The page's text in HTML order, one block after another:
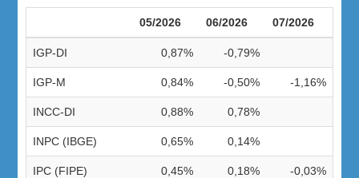
05/2026 06/2026 07/2026
IGP-DI 0,87% -0,79%
IGP-M 0,84% -0,50% -1,16%
INCC-DI 0,88% 0,78%
INPC (IBGE) 0,65% 0,14%
IPC (FIPE) 0,45% 0,18% -0,03%